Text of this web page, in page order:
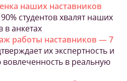
наших наставников
студентов хвалят наших
в анкетах
работы наставников — 7
их экспертность и
в реальную